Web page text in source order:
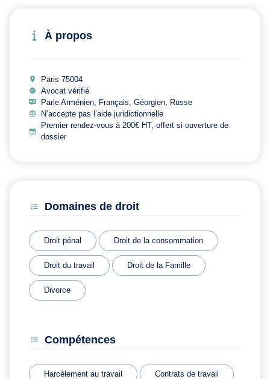
À propos
Paris 75004
Avocat vérifié
Parle Arménien, Français, Géorgien, Russe
N’accepte pas l’aide juridictionnelle
Premier rendez-vous à 200€ HT, offert si ouverture de
dossier
Domaines de droit
Droit pénal Droit de la consommation
Droit du travail Droit de la Famille
Divorce
Compétences
Harcèlement au travail Contrats de travail